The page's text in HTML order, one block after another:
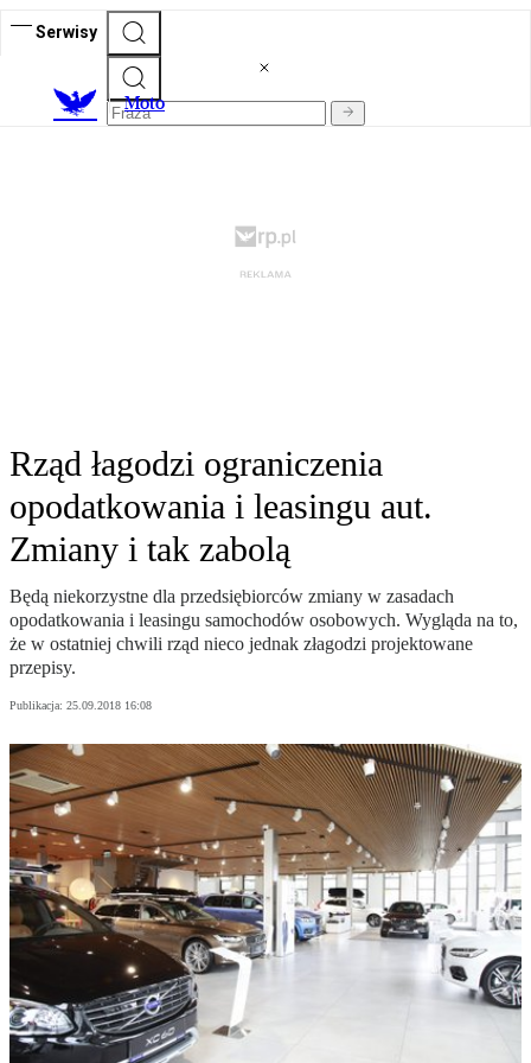
Serwisy
Moto
Rząd łagodzi ograniczenia
opodatkowania i leasingu aut.
Zmiany i tak zabolą
Będą niekorzystne dla przedsiębiorców zmiany w zasadach
opodatkowania i leasingu samochodów osobowych. Wygląda na to,
że w ostatniej chwili rząd nieco jednak złagodzi projektowane
przepisy.
Publikacja: 25.09.2018 16:08